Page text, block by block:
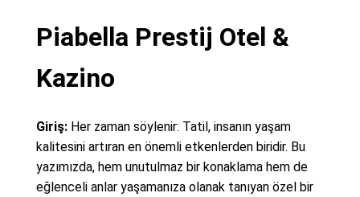
Piabella Prestij Otel &
Kazino
Giriş:Her zaman söylenir: Tatil, insanın yaşam
kalitesini artıran en önemli etkenlerden biridir. Bu
yazımızda, hem unutulmaz bir konaklama hem de
eğlenceli anlar yaşamanıza olanak tanıyan özel bir